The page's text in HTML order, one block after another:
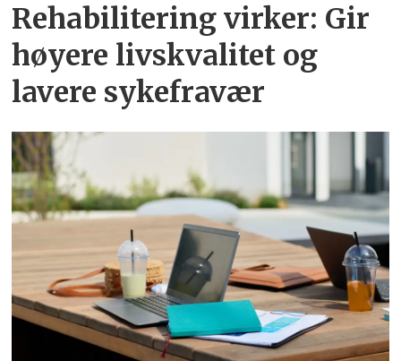
Rehabilitering virker: Gir
høyere livskvalitet og
lavere sykefravær